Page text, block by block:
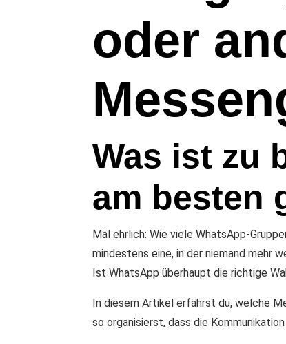
oder
Was ist zu
am besten
Mal ehrlich: Wie viele WhatsApp-
mindestens eine, in der niemand mehr
Ist WhatsApp überhaupt die richtige
In diesem Artikel erfährst du, welche
so organisierst, dass die